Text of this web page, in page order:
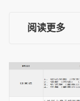
阅读更多